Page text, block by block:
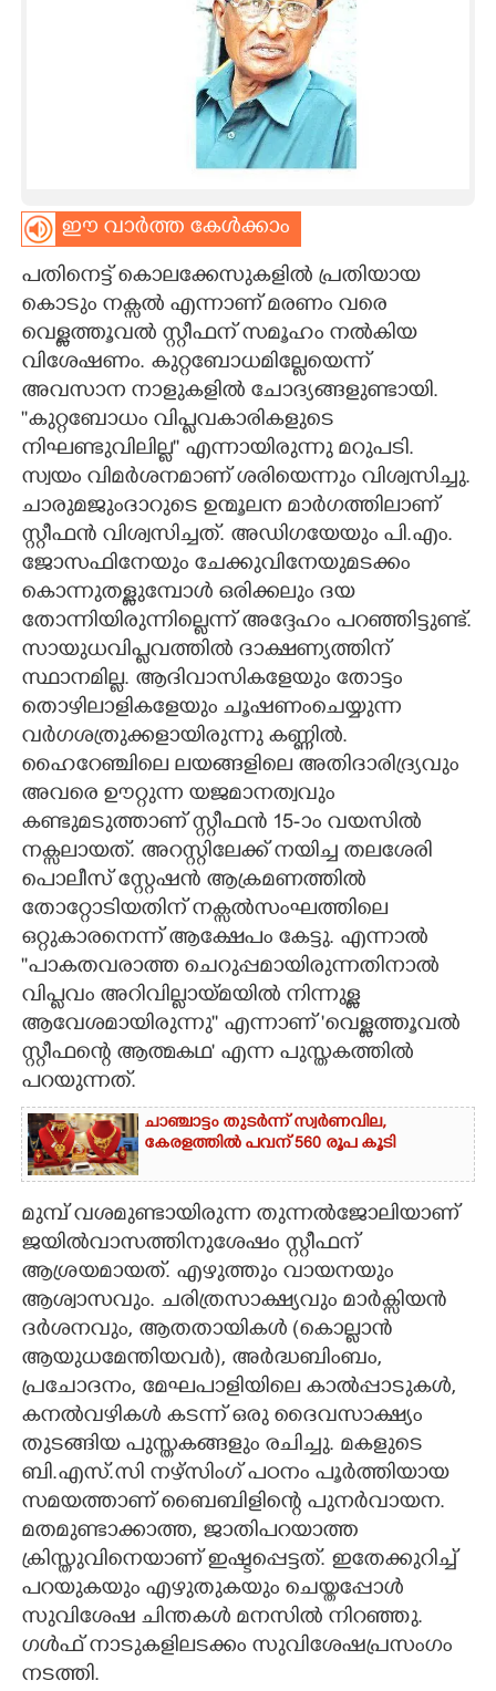
ASTRO
CARTOONS
LITERATURE
ZOOM
CONTACT US
ഈ വാർത്ത കേൾക്കാം
പതിനെട്ട് കൊലക്കേസുകളിൽ പ്രതിയായ
കൊടും നക്സൽ എന്നാണ് മരണം വരെ
വെള്ളത്തൂവൽ സ്റ്റീഫന് സമൂഹം നൽകിയ
വിശേഷണം. കുറ്റബോധമില്ലേയെന്ന്
അവസാന നാളുകളിൽ ചോദ്യങ്ങളുണ്ടായി.
''കുറ്റബോധം വിപ്ലവകാരികളുടെ
നിഘണ്ടുവിലില്ല"" എന്നായിരുന്നു മറുപടി.
സ്വയം വിമർശനമാണ് ശരിയെന്നും വിശ്വസിച്ചു.
ചാരുമജുംദാറുടെ ഉന്മൂലന മാർഗത്തിലാണ്
സ്റ്റീഫൻ വിശ്വസിച്ചത്. അഡിഗയേയും പി.എം.
ജോസഫിനേയും ചേക്കുവിനേയുമടക്കം
കൊന്നുതള്ളുമ്പോൾ ഒരിക്കലും ദയ
തോന്നിയിരുന്നില്ലെന്ന് അദ്ദേഹം പറഞ്ഞിട്ടുണ്ട്.
സായുധവിപ്ലവത്തിൽ ദാക്ഷണ്യത്തിന്
സ്ഥാനമില്ല. ആദിവാസികളേയും തോട്ടം
തൊഴിലാളികളേയും ചൂഷണംചെയ്യുന്ന
വർഗശത്രുക്കളായിരുന്നു കണ്ണിൽ.
ഹൈറേഞ്ചിലെ ലയങ്ങളിലെ അതിദാരിദ്ര്യവും
അവരെ ഊറ്റുന്ന യജമാനത്വവും
കണ്ടുമടുത്താണ് സ്റ്റീഫൻ 15-ാം വയസിൽ
നക്സലായത്. അറസ്റ്റിലേക്ക് നയിച്ച തലശേരി
പൊലീസ് സ്റ്റേഷൻ ആക്രമണത്തിൽ
തോറ്റോടിയതിന് നക്സൽസംഘത്തിലെ
ഒറ്റുകാരനെന്ന് ആക്ഷേപം കേട്ടു. എന്നാൽ
''പാകതവരാത്ത ചെറുപ്പമായിരുന്നതിനാൽ
വിപ്ലവം അറിവില്ലായ്മയിൽ നിന്നുള്ള
ആവേശമായിരുന്നു"" എന്നാണ് 'വെള്ളത്തൂവൽ
സ്റ്റീഫന്റെ ആത്മകഥ" എന്ന പുസ്തകത്തി​ൽ
പറയുന്നത്.
ചാഞ്ചാട്ടം തുടർന്ന് സ്വർണവില,
കേരളത്തിൽ പവന് 560 രൂപ കൂടി
മുമ്പ് വശമുണ്ടായിരുന്ന തുന്നൽജോലിയാണ്
ജയിൽവാസത്തിനുശേഷം സ്റ്റീഫന്
ആശ്രയമായത്. എഴുത്തും വായനയും
ആശ്വാസവും. ചരിത്രസാക്ഷ്യവും മാർക്സിയൻ
ദർശനവും, ആതതായികൾ (കൊല്ലാൻ
ആയുധമേന്തിയവർ), അർദ്ധബിംബം,
പ്രചോദനം, മേഘപാളിയിലെ കാൽപ്പാടുകൾ,
കനൽവഴികൾ കടന്ന് ഒരു ദൈവസാക്ഷ്യം
തുടങ്ങിയ പുസ്തകങ്ങളും രചിച്ചു. മകളുടെ
ബി.എസ്‌.സി നഴ്സിംഗ് പഠനം പൂർത്തിയായ
സമയത്താണ് ബൈബിളിന്റെ പുനർവായന.
മതമുണ്ടാക്കാത്ത, ജാതിപറയാത്ത
ക്രിസ്തുവിനെയാണ് ഇഷ്ടപ്പെട്ടത്. ഇതേക്കുറിച്ച്
പറയുകയും എഴുതുകയും ചെയ്തപ്പോൾ
സുവിശേഷ ചിന്തകൾ മനസിൽ നിറഞ്ഞു.
ഗൾഫ് നാടുകളിലടക്കം സുവിശേഷപ്രസംഗം
നടത്തി​.